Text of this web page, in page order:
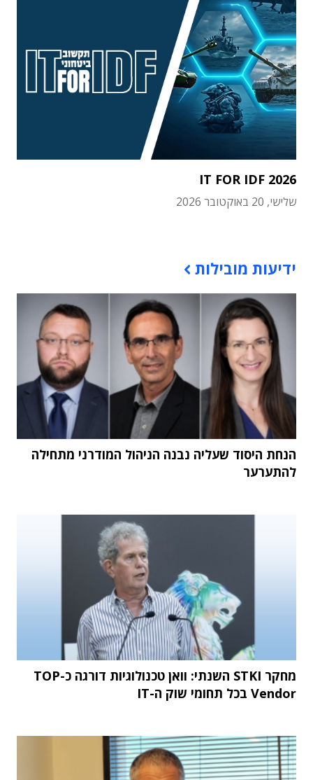
IT FOR IDF 2026
שלישי, 20 באוקטובר 2026
ידיעות מובילות
הנחת היסוד שעליה נבנה הניהול המודרני מתחילה
להתערער
מחקר STKI השנתי: וואן טכנולוגיות דורגה כ-TOP
Vendor בכל תחומי שוק ה-IT